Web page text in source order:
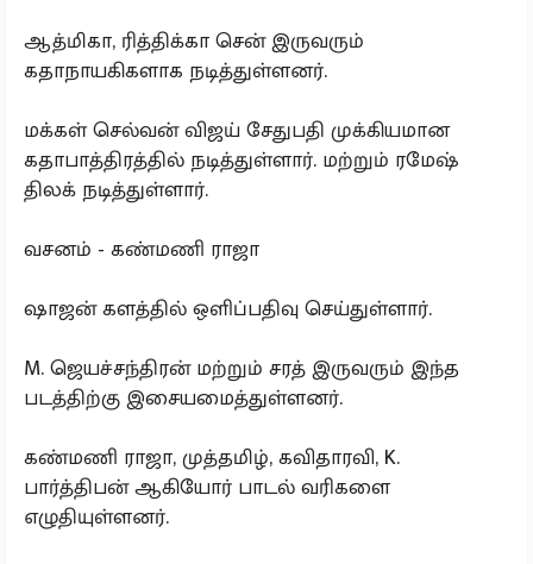
ஆத்மிகா, ரித்திக்கா சென் இருவரும்
கதாநாயகிகளாக நடித்துள்ளனர்.
மக்கள் செல்வன் விஜய் சேதுபதி முக்கியமான
கதாபாத்திரத்தில் நடித்துள்ளார். மற்றும் ரமேஷ்
திலக் நடித்துள்ளார்.
வசனம் - கண்மணி ராஜா
ஷாஜன் களத்தில் ஒளிப்பதிவு செய்துள்ளார்.
M. ஜெயச்சந்திரன் மற்றும் சரத் இருவரும் இந்த
படத்திற்கு இசையமைத்துள்ளனர்.
கண்மணி ராஜா, முத்தமிழ், கவிதாரவி, K.
பார்த்திபன் ஆகியோர் பாடல் வரிகளை
எழுதியுள்ளனர்.